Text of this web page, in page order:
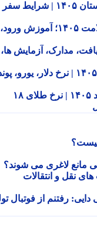
ثبت نام سفرهای رایگان بازنشستگان تابستان ۱۴۰۵ | شرایط سفر
ورود به سامانه نسخه الکترونیک بیمه سلامت ۱۴۰۵؛ آموزش ورود،
شرایط دریافت، مدارک، آزمایش ها،
قیمت دلار و ارز امروز دوشنبه ۱۹ مرداد ۱۴۰۵ | نرخ دلار، یورو، پوند
قیمت طلا و سکه امروز دوشنبه ۱۹ مرداد ۱۴۰۵ | نرخ طلای ۱۸
لاغری می شوند؟
و انتقالات
رفتنم از فوتبال تولد